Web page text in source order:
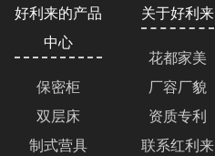
好利来的产品
中心
保密柜
双层床
制式营具
关于好利来
花都家美
厂容厂貌
资质专利
联系红利来